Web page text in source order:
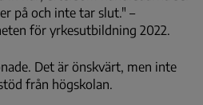
på och inte tar slut." –
för yrkesutbildning 2022.
Det är önskvärt, men inte
från högskolan.